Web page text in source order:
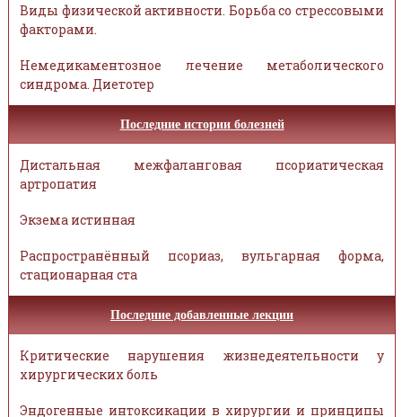
Виды физической активности. Борьба со стрессовыми
факторами.
Немедикаментозное лечение метаболического
синдрома. Диетотер
Последние истории болезней
Дистальная межфаланговая псориатическая
артропатия
Экзема истинная
Распространённый псориаз, вульгарная форма,
стационарная ста
Последние добавленные лекции
Критические нарушения жизнедеятельности у
хирургических боль
Эндогенные интоксикации в хирургии и принципы